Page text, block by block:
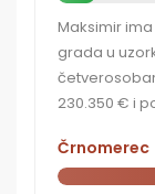
Maksimir
grada u
230.350 € i
Črnomerec